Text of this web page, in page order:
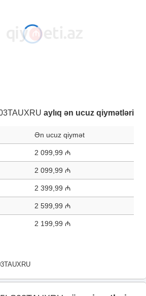
aylıq ən ucuz qiymətləri
Ən ucuz qiymət
2 099,99 ₼
2 099,99 ₼
2 399,99 ₼
2 599,99 ₼
2 199,99 ₼